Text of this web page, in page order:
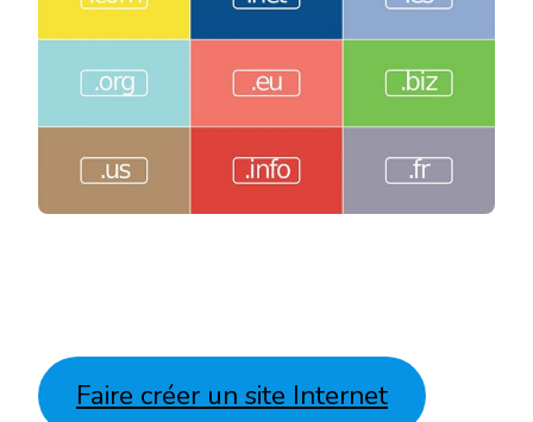
Faire créer un site Internet